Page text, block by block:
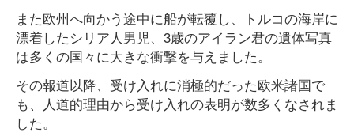
また欧州へ向かう途中に船が転覆し、トルコの海岸に
漂着したシリア人男児、3歳のアイラン君の遺体写真
は多くの国々に大きな衝撃を与えました。
その報道以降、受け入れに消極的だった欧米諸国で
も、人道的理由から受け入れの表明が数多くなされま
した。